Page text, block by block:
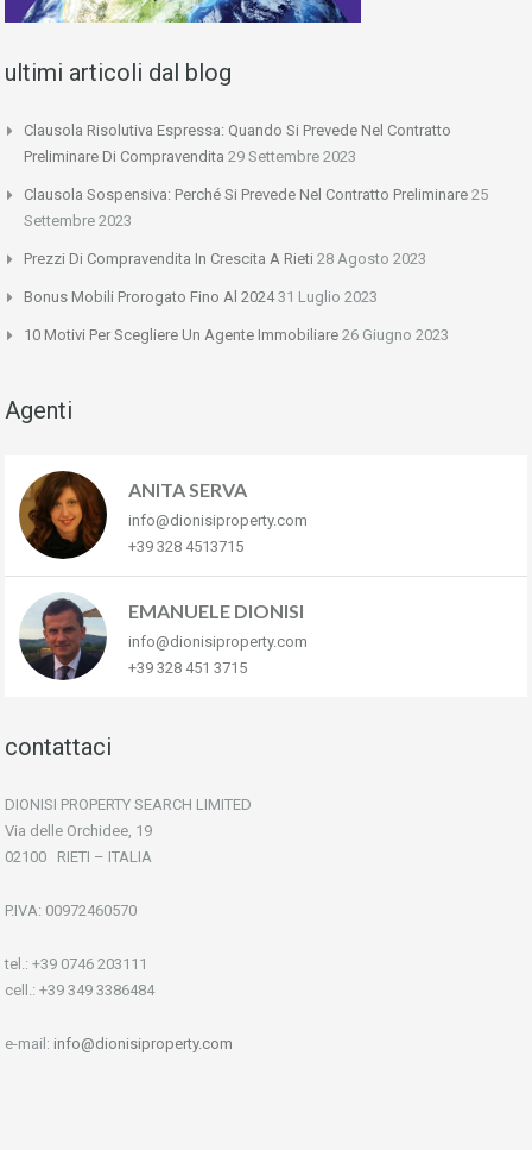
ultimi articoli dal blog
Clausola Risolutiva Espressa: Quando Si Prevede Nel Contratto
Preliminare Di Compravendita 29 Settembre 2023
Clausola Sospensiva: Perché Si Prevede Nel Contratto Preliminare 25
Settembre 2023
Prezzi Di Compravendita In Crescita A Rieti 28 Agosto 2023
Bonus Mobili Prorogato Fino Al 2024 31 Luglio 2023
10 Motivi Per Scegliere Un Agente Immobiliare 26 Giugno 2023
Agenti
ANITA SERVA
info@dionisiproperty.com
+39 328 4513715
EMANUELE DIONISI
info@dionisiproperty.com
+39 328 451 3715
contattaci
DIONISI PROPERTY SEARCH LIMITED
Via delle Orchidee, 19
02100 RIETI – ITALIA
P.IVA: 00972460570
tel.: +39 0746 203111
cell.: +39 349 3386484
e-mail: info@dionisiproperty.com